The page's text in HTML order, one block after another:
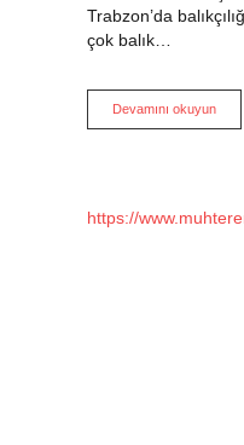
Trabzon’da
çok balık…
Devamını okuyun
En
https://